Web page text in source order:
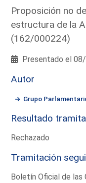
Proposición no
estructura de la
(162/000224)
Presentado el
Autor
Grupo
Resultado
Rechazado
Tramitación
Boletín Oficial de las